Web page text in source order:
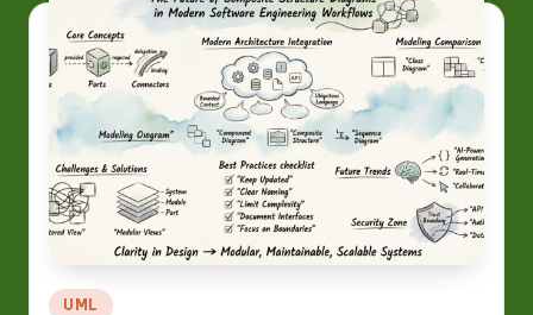
Publicado
UML